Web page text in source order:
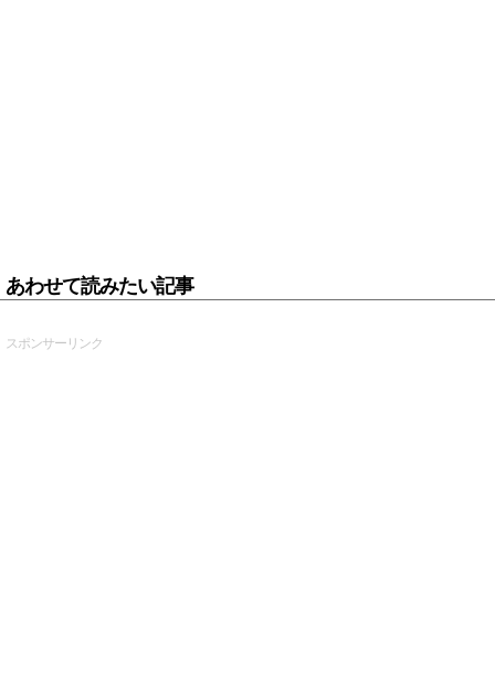
あわせて読みたい記事
スポンサーリンク